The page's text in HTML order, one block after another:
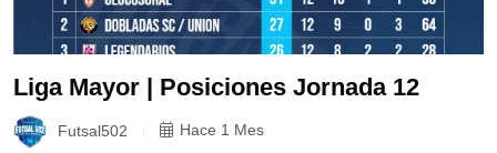
Liga Mayor | Posiciones Jornada 12
Futsal502 Hace 1 Mes